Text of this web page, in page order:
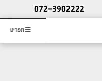
תפריט
ליעוץ חינם
והזמנת כרטיס שמחות
072-3902222